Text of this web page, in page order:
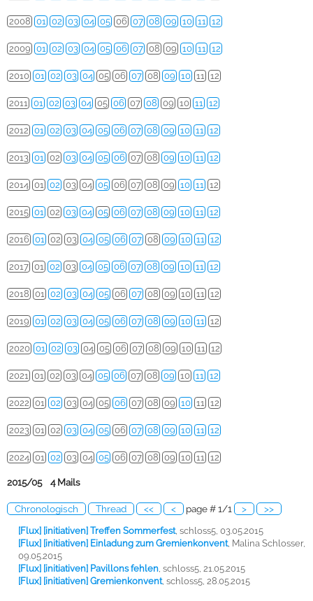
2008 01 02 03 04 05 06 07 08 09 10 11 12
2009 01 02 03 04 05 06 07 08 09 10 11 12
2010 01 02 03 04 05 06 07 08 09 10 11 12
2011 01 02 03 04 05 06 07 08 09 10 11 12
2012 01 02 03 04 05 06 07 08 09 10 11 12
2013 01 02 03 04 05 06 07 08 09 10 11 12
2014 01 02 03 04 05 06 07 08 09 10 11 12
2015 01 02 03 04 05 06 07 08 09 10 11 12
2016 01 02 03 04 05 06 07 08 09 10 11 12
2017 01 02 03 04 05 06 07 08 09 10 11 12
2018 01 02 03 04 05 06 07 08 09 10 11 12
2019 01 02 03 04 05 06 07 08 09 10 11 12
2020 01 02 03 04 05 06 07 08 09 10 11 12
2021 01 02 03 04 05 06 07 08 09 10 11 12
2022 01 02 03 04 05 06 07 08 09 10 11 12
2023 01 02 03 04 05 06 07 08 09 10 11 12
2024 01 02 03 04 05 06 07 08 09 10 11 12
2015/05 4 Mails
Chronologisch Thread << < page # 1/1 > >>
[Flux] [initiativen] Treffen Sommerfest, schloss5, 03.05.2015
[Flux] [initiativen] Einladung zum Gremienkonvent, Malina Schlosser,
09.05.2015
[Flux] [initiativen] Pavillons fehlen schloss5, 21.05.2015
[Flux] [initiativen] Gremienkonvent, schloss5, 28.05.2015